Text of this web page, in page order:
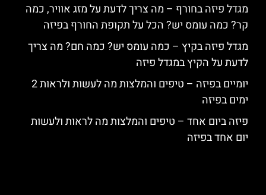
מגדל פיזה בחורף – מה צריך לדעת על מזג אוויר, כמה
קר? כמה עומס יש? הכל על תקופת החורף בפיזה
מגדל פיזה בקיץ – כמה עומס יש? כמה חם? מה צריך
לדעת על הקיץ במגדל פיזה
יומיים בפיזה – טיפים והמלצות מה לעשות ולראות 2
ימים בפיזה
פיזה ביום אחד – טיפים והמלצות מה לראות ולעשות
יום אחד בפיזה